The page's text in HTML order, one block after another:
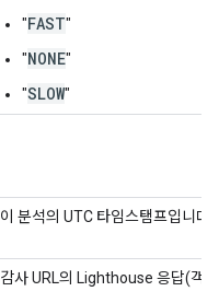
"FAST"
"NONE"
"SLOW"
이 분석의 UTC 타임스탬프입니다.
감사 URL의 Lighthouse 응답(객